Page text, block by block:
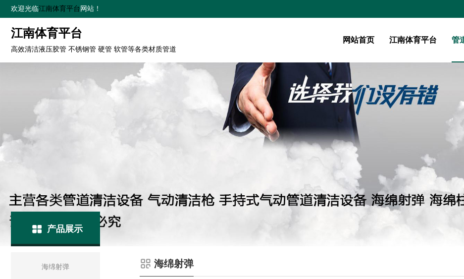
欢迎光临江南体育平台 网站！
江南体育平台
高效清洁液压胶管 不锈钢管 硬管 软管等各类材质管道
网站首页 江南体育平台 管
产品展示
海绵射弹 海绵射弹